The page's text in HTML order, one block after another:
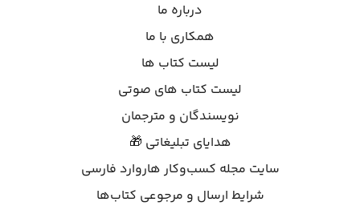
درباره ما
همکاری با ما
لیست کتاب ها
لیست کتاب های صوتی
نویسندگان و مترجمان
هدایای تبلیغاتی 🎁
سایت مجله کسب‌وکار هاروارد فارسی
شرایط ارسال و مرجوعی کتاب‌ها